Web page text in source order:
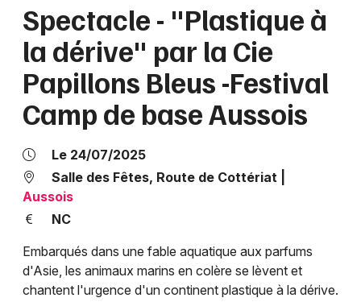
Grands événements
Activité & Expérience
Manifestations
Foires & salons
Concerts
Bordeaux
Colmar
Lille
Lyon
Marseille
Mulhouse
Montpellier
Nantes
Nice
Spectacle - "Plastique à
la dérive" par la Cie
Papillons Bleus -Festival
Camp de base Aussois
Le 24/07/2025
Salle des Fêtes, Route de Cottériat
Aussois
NC
Embarqués dans une fable aquatique aux parfums
d'Asie, les animaux marins en colère se lèvent et
chantent l'urgence d'un continent plastique à la dérive.
Partout
Près de moi Changer de lieu
Quand ?
Effacer les dates
Aujourd'hui
Demain Ce week-end Autre